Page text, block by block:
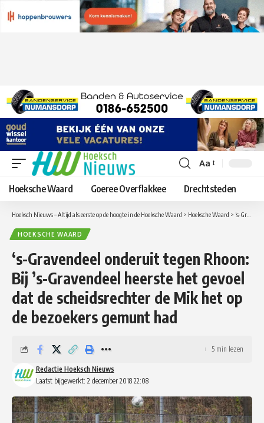
Lettergrootte
aanpassen
Aa
Hoeksche Waard Goeree Overflakkee Drechtsteden
Hoeksch Nieuws – Altijd als eerste op de hoogte in de Hoeksche Waard > Hoeksche Waard > ‘s-Gravendeel onderuit tegen Rhoon: Bij ’s-Gravendeel heerste het gevoel dat de scheidsrechter de Mik het op de bezoekers gemunt had
HOEKSCHE WAARD
‘s-Gravendeel onderuit tegen Rhoon:
Bij ’s-Gravendeel heerste het gevoel
dat de scheidsrechter de Mik het op
de bezoekers gemunt had
Laatst bijgewerkt: 2 december 2018 22:08
Redactie Hoeksch Nieuws
5 min lezen